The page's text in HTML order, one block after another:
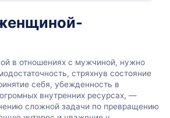
в отношениях с мужчиной, нужно
стряхнув состояние
себя, убежденность в
внутренних ресурсах, —
сложной задачи по превращению